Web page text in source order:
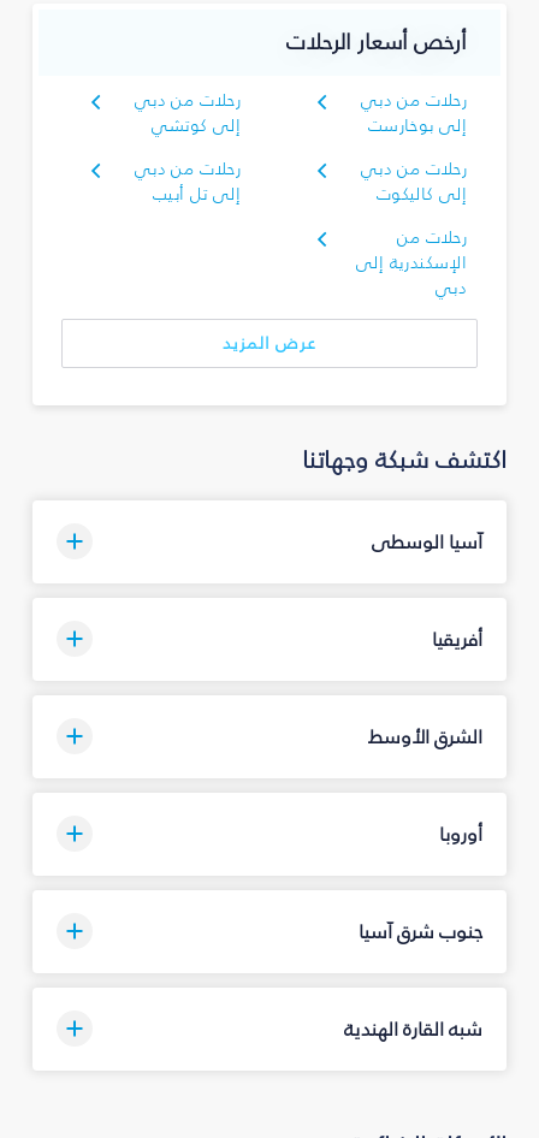
أرخص أسعار الرحلات
رحلات من دبي
إلى بوخارست
رحلات من دبي
إلى كوتشي
رحلات من دبي
إلى كاليكوت
رحلات من دبي
إلى تل أبيب
رحلات من
الإسكندرية إلى
دبي
عرض المزيد
اكتشف شبكة وجهاتنا
آسيا الوسطى
أفريقيا
الشرق الأوسط
أوروبا
جنوب شرق آسيا
شبه القارة الهندية